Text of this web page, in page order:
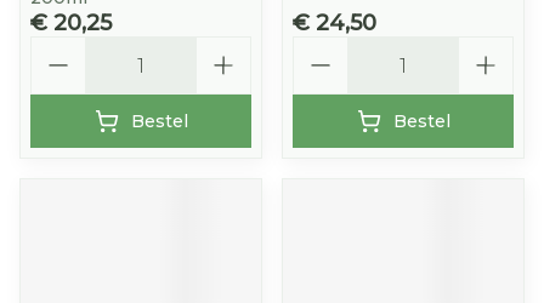
€ 20,25
Bestel
€ 24,50
Bestel